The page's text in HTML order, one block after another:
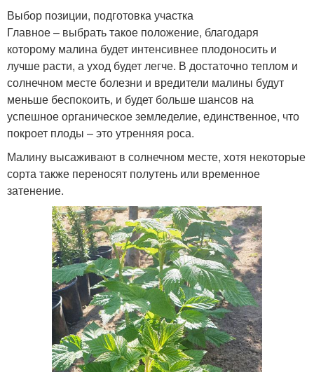
Выбор позиции, подготовка участка
Главное – выбрать такое положение, благодаря
которому малина будет интенсивнее плодоносить и
лучше расти, а уход будет легче. В достаточно теплом и
солнечном месте болезни и вредители малины будут
меньше беспокоить, и будет больше шансов на
успешное органическое земледелие, единственное, что
покроет плоды – это утренняя роса.
Малину высаживают в солнечном месте, хотя некоторые
сорта также переносят полутень или временное
затенение.